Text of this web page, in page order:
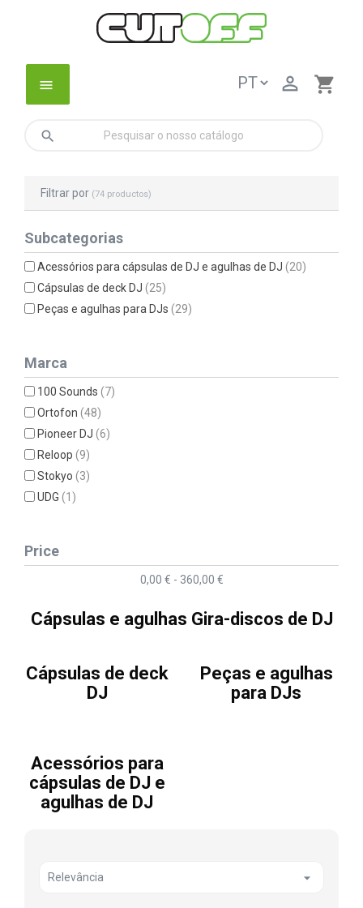
menu shopping_cart

search
Filtrar por (74 productos)
Subcategorias
Acessórios para cápsulas de DJ e agulhas de DJ(20)
Cápsulas de deck DJ(25)
Peças e agulhas para DJs(29)
Marca
100 Sounds(7)
Ortofon(48)
Pioneer DJ(6)
Reloop(9)
Stokyo(3)
UDG(1)
Price
0,00 € - 360,00 €
Cápsulas e agulhas Gira-discos de DJ
Cápsulas de deck
DJ
Peças e agulhas
para DJs
Acessórios para
cápsulas de DJ e
agulhas de DJ
Relevância 